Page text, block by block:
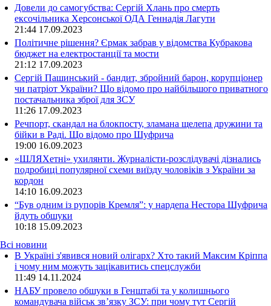
Довели до самогубства: Сергій Хлань про смерть
ексочільника Херсонської ОДА Геннадія Лагути
21:44 17.09.2023
Політичне рішення? Єрмак забрав у відомства Кубракова
бюджет на електростанції та мости
21:12 17.09.2023
Сергій Пашинський - бандит, збройний барон, корупціонер
чи патріот України? Що відомо про найбільшого приватного
постачальника зброї для ЗСУ
11:26 17.09.2023
Речпорт, скандал на блокпосту, зламана щелепа дружини та
бійки в Раді. Що відомо про Шуфрича
19:00 16.09.2023
«ШЛЯХетні» ухилянти. Журналісти-розслідувачі дізнались
подробиці популярної схеми виїзду чоловіків з України за
кордон
14:10 16.09.2023
“Був одним із рупорів Кремля”: у нардепа Нестора Шуфрича
йдуть обшуки
10:18 15.09.2023
Всі новини
В Україні з'явився новий олігарх? Хто такий Максим Кріппа
і чому ним можуть зацікавитись спецслужби
11:49 14.11.2024
НАБУ провело обшуки в Генштабі та у колишнього
командувача військ зв’язку ЗСУ: при чому тут Сергій